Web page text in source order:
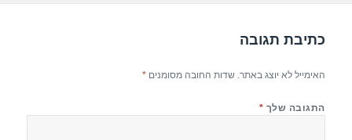
כתיבת תגובה
האימייל לא יוצג באתר. שדות החובה מסומנים*
התגובה שלך *